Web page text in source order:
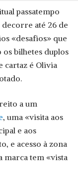
passatempo
decorre até 26 de
«desafios» que
os bilhetes duplos
cartaz é Olivia
a um
, uma «visita aos
e aos
e acesso à zona
marca tem «vista